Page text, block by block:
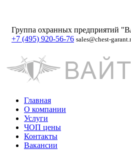
Группа охранных предприятий
+7 (495) 920-56-76 sales@chest-
Главная
О компании
Услуги
ЧОП цены
Контакты
Вакансии